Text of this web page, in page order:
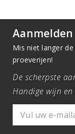
Mis niet langer
proeverijen!
De scherpste
Handige wijn